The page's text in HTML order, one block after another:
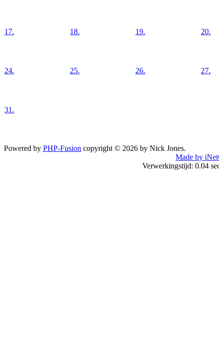
17. 18. 19. 20.
24. 25. 26. 27.
31.
Powered by PHP-Fusion copyright © 2026 by Nick Jones.
Made by
Verwerkingstijd: 0.04